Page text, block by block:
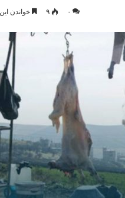
۰ ۹ خواندن این مطلب ۱